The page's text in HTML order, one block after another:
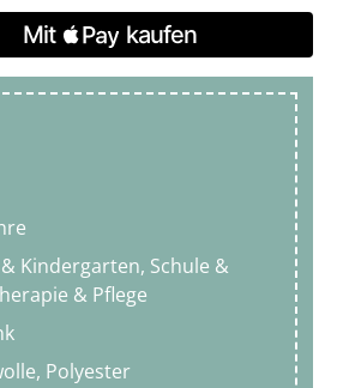
Kindergarten, Schule &
& Pflege
Polyester